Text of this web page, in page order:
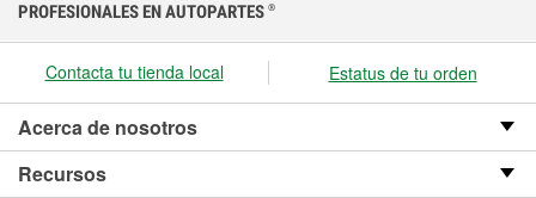
PROFESIONALES EN AUTOPARTES ®
Contacta tu tienda local Estatus de tu orden
Acerca de nosotros
Recursos